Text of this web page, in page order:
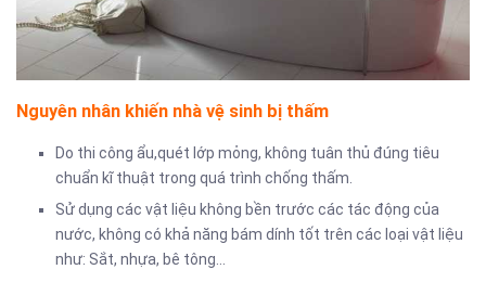
Nguyên nhân khiến nhà vệ sinh bị thấm
Do thi công ẩu,quét lớp mỏng, không tuân thủ đúng tiêu
chuẩn kĩ thuật trong quá trình chống thấm.
Sử dụng các vật liệu không bền trước các tác động của
nước, không có khả năng bám dính tốt trên các loại vật liệu
như: Sắt, nhựa, bê tông…